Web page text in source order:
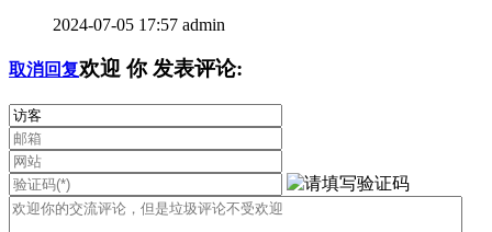
2024-07-05 17:57 admin
取消回复欢迎 你发表评论: